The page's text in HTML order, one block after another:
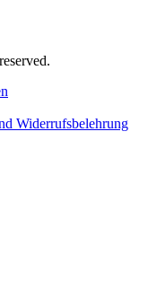
Widerrufsbelehrung